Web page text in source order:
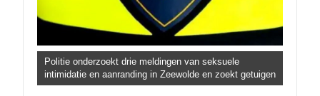
Politie onderzoekt drie meldingen van seksuele
intimidatie en aanranding in Zeewolde en zoekt getuigen